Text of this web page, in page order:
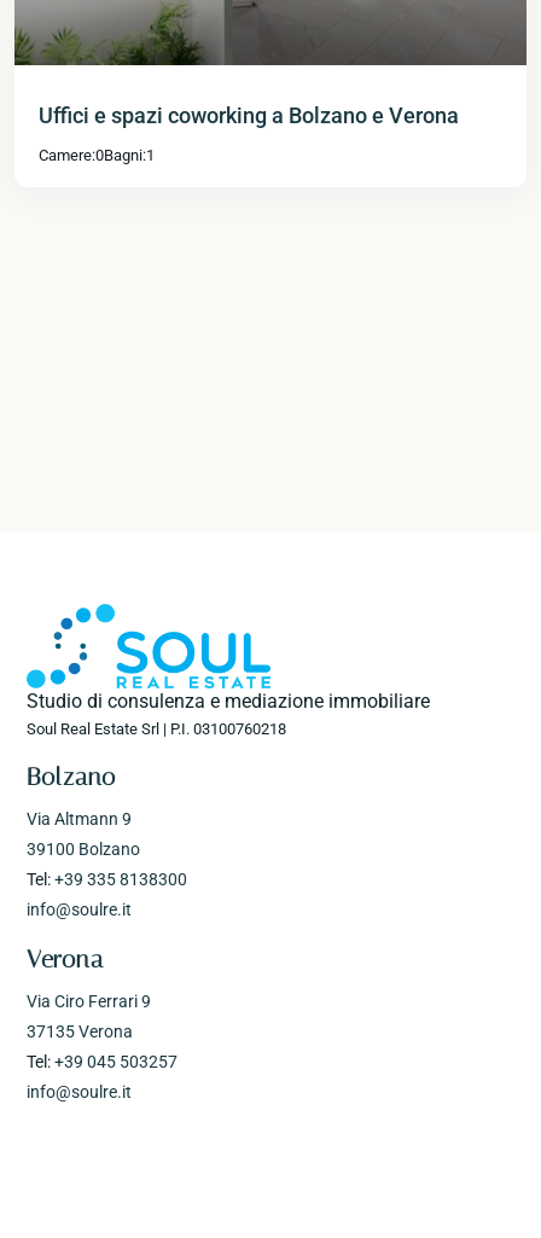
Uffici e spazi coworking a Bolzano e Verona
Camere:0Bagni:1
Studio di consulenza e mediazione immobiliare
Soul Real Estate Srl | P.I. 03100760218
Bolzano
Via Altmann 9
39100 Bolzano
Tel:+39 335 8138300
info@soulre.it
Verona
Via Ciro Ferrari 9
37135 Verona
Tel:+39 045 503257
info@soulre.it